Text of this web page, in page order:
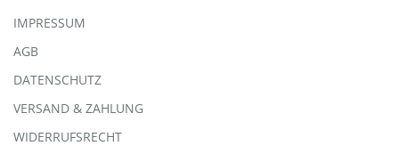
IMPRESSUM
AGB
DATENSCHUTZ
VERSAND & ZAHLUNG
WIDERRUFSRECHT